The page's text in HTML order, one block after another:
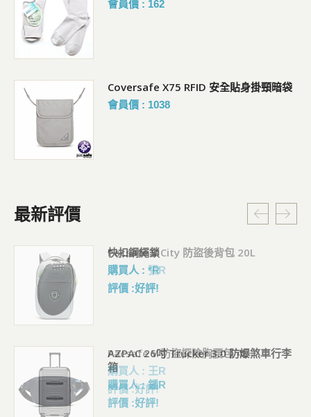
會員價 : 162
Coversafe X75 RFID 安全貼身掛頸暗袋
會員價 : 1038
最新評價
快扣鋼繩鎖
購買人 : *R
評價 :好評!
AZPAC 26吋 Trucker 3.0 防爆煞車行李
箱
購買人 : 鍾R
評價 :好評!